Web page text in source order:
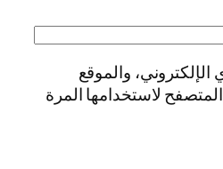
والموقع
لاستخدامها المرة